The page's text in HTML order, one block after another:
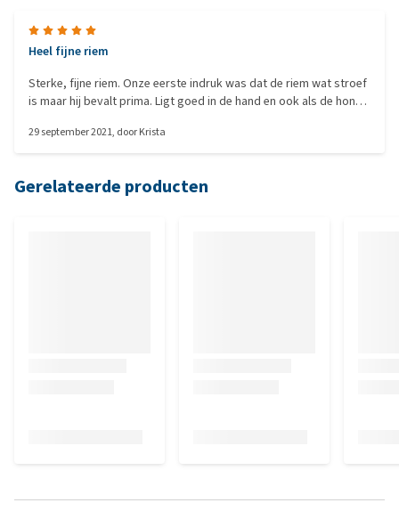
Heel fijne riem
Sterke, fijne riem. Onze eerste indruk was dat de riem wat stroef
is maar hij bevalt prima. Ligt goed in de hand en ook als de hond
mee te wandelen. Wij hebben hem in combinatie met het tuigje.
29 september 2021, doorKrista
Gerelateerde producten